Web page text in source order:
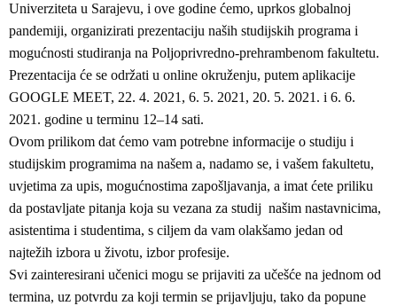
Univerziteta u Sarajevu, i ove godine ćemo, uprkos globalnoj
pandemiji, organizirati prezentaciju naših studijskih programa i
mogućnosti studiranja na Poljoprivredno-prehrambenom fakultetu.
Prezentacija će se održati u online okruženju, putem aplikacije
GOOGLE MEET, 22. 4. 2021, 6. 5. 2021, 20. 5. 2021. i 6. 6.
2021. godine u terminu 12–14 sati.
Ovom prilikom dat ćemo vam potrebne informacije o studiju i
studijskim programima na našem a, nadamo se, i vašem fakultetu,
uvjetima za upis, mogućnostima zapošljavanja, a imat ćete priliku
da postavljate pitanja koja su vezana za studij našim nastavnicima,
asistentima i studentima, s ciljem da vam olakšamo jedan od
najtežih izbora u životu, izbor profesije.
Svi zainteresirani učenici mogu se prijaviti za učešće na jednom od
termina, uz potvrdu za koji termin se prijavljuju, tako da popune